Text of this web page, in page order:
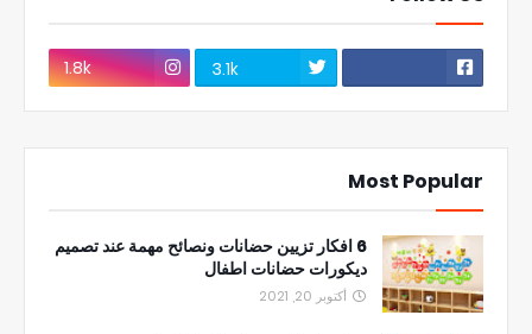
3.1k
1.8k
Most Popular
6 افكار تزيين حضانات ونصائح مهمة عند تصميم
ديكورات حضانات اطفال
أكتوبر 20, 2021